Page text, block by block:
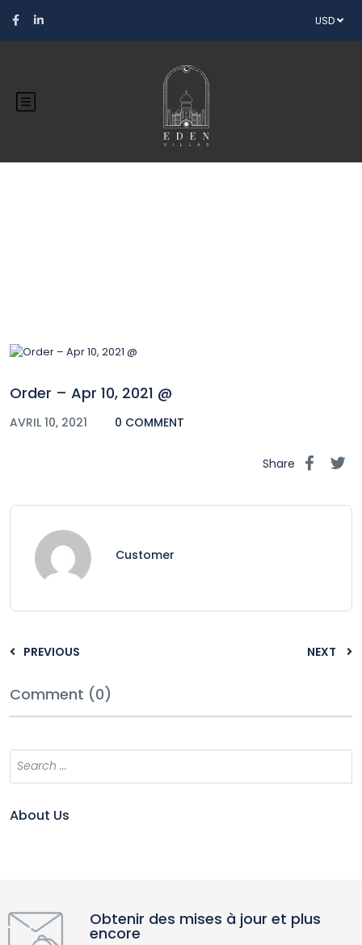
USD
Order – Apr 10, 2021 @
AVRIL 10, 2021 0 COMMENT
Share
Customer
PREVIOUS NEXT
Comment (0)
About Us
Obtenir des mises à jour et plus
encore